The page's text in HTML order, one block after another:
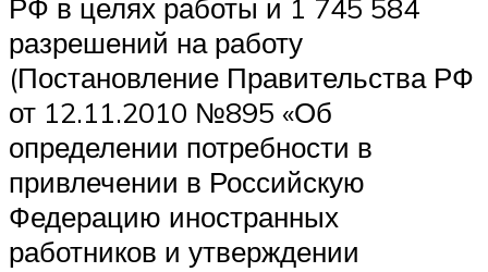
РФ в целях работы и 1 745 584
разрешений на работу
(Постановление Правительства РФ
от 12.11.2010 №895 «Об
определении потребности в
привлечении в Российскую
Федерацию иностранных
работников и утверждении